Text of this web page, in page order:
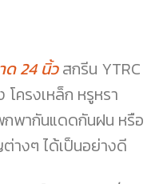
ด 24 นิ้วสกรีน YTRC
ครงเหล็ก หรูหรา
กพากันแดดกันฝน หรือ
างๆ ได้เป็นอย่างดี